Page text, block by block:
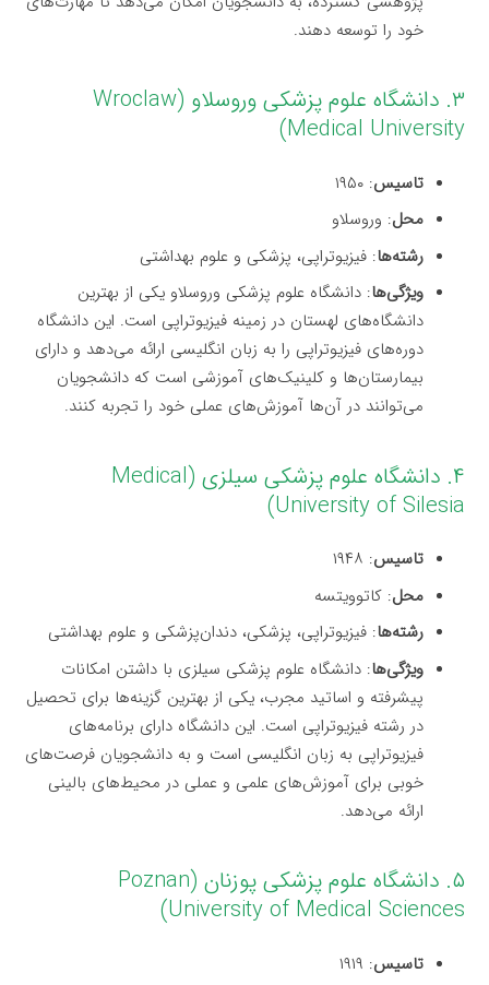
خود را توسعه دهند.
۳. دانشگاه علوم پزشکی وروسلاو (Wroclaw
Medical University)
تاسیس: ۱۹۵۰
محل: وروسلاو
رشته‌ها: فیزیوتراپی، پزشکی و علوم بهداشتی
ویژگی‌ها: دانشگاه علوم پزشکی وروسلاو یکی از بهترین
دانشگاه‌های لهستان در زمینه فیزیوتراپی است. این دانشگاه
دوره‌های فیزیوتراپی را به زبان انگلیسی ارائه می‌دهد و دارای
بیمارستان‌ها و کلینیک‌های آموزشی است که دانشجویان
می‌توانند در آن‌ها آموزش‌های عملی خود را تجربه کنند.
۴. دانشگاه علوم پزشکی سیلزی (Medical
University of Silesia)
تاسیس: ۱۹۴۸
محل: کاتوویتسه
رشته‌ها: فیزیوتراپی، پزشکی، دندان‌پزشکی و علوم بهداشتی
ویژگی‌ها: دانشگاه علوم پزشکی سیلزی با داشتن امکانات
پیشرفته و اساتید مجرب، یکی از بهترین گزینه‌ها برای تحصیل
در رشته فیزیوتراپی است. این دانشگاه دارای برنامه‌های
فیزیوتراپی به زبان انگلیسی است و به دانشجویان فرصت‌های
خوبی برای آموزش‌های علمی و عملی در محیط‌های بالینی
ارائه می‌دهد.
۵. دانشگاه علوم پزشکی پوزنان (Poznan
University of Medical Sciences)
تاسیس: ۱۹۱۹